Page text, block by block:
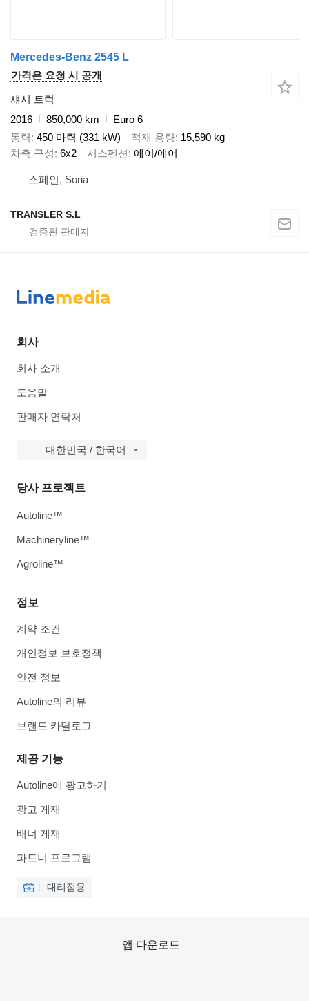
Mercedes-Benz 2545 L
가격은 요청 시 공개
섀시 트럭
2016
850,000 km
Euro 6
동력 450 마력 (331 kW) 적재 용량 15,590 kg
차축 구성 6x2 서스펜션 에어/에어
스페인, Soria
TRANSLER S.L
회사
회사 소개
도움말
판매자 연락처
대한민국 / 한국어
정보
계약 조건
개인정보 보호정책
안전 정보
Autoline의 리뷰
브랜드 카탈로그
제공 기능
Autoline에 광고하기
광고 게재
배너 게재
파트너 프로그램
대리점용
당사 프로젝트
Autoline™
Machineryline™
Agroline™
앱 다운로드